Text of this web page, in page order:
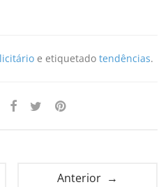
e etiquetado tendências.
Anterior →